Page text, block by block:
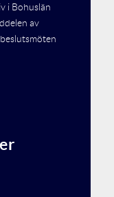
i Bohuslän
av